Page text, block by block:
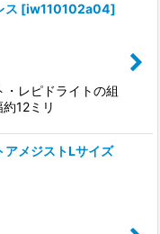
ス [iw110102a04]
レピドライトの組
12ミリ
アメジストLサイズ